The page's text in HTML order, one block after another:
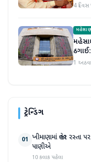
4
1
ટ્રેન્ડિંગ
01 ખીમાણામાં જાહેર રસ્તા
પાણીએ
10 કલાક પહેલા